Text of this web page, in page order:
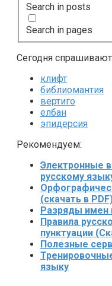
Search in posts
Search in pages
Сегодня
клифт
библиомантия
вертиго
елбан
эпидерсия
Рекомендуем:
Электронные
русскому
(скачать в
Разряды имен
Правила
пунктуации
Полезные
языку